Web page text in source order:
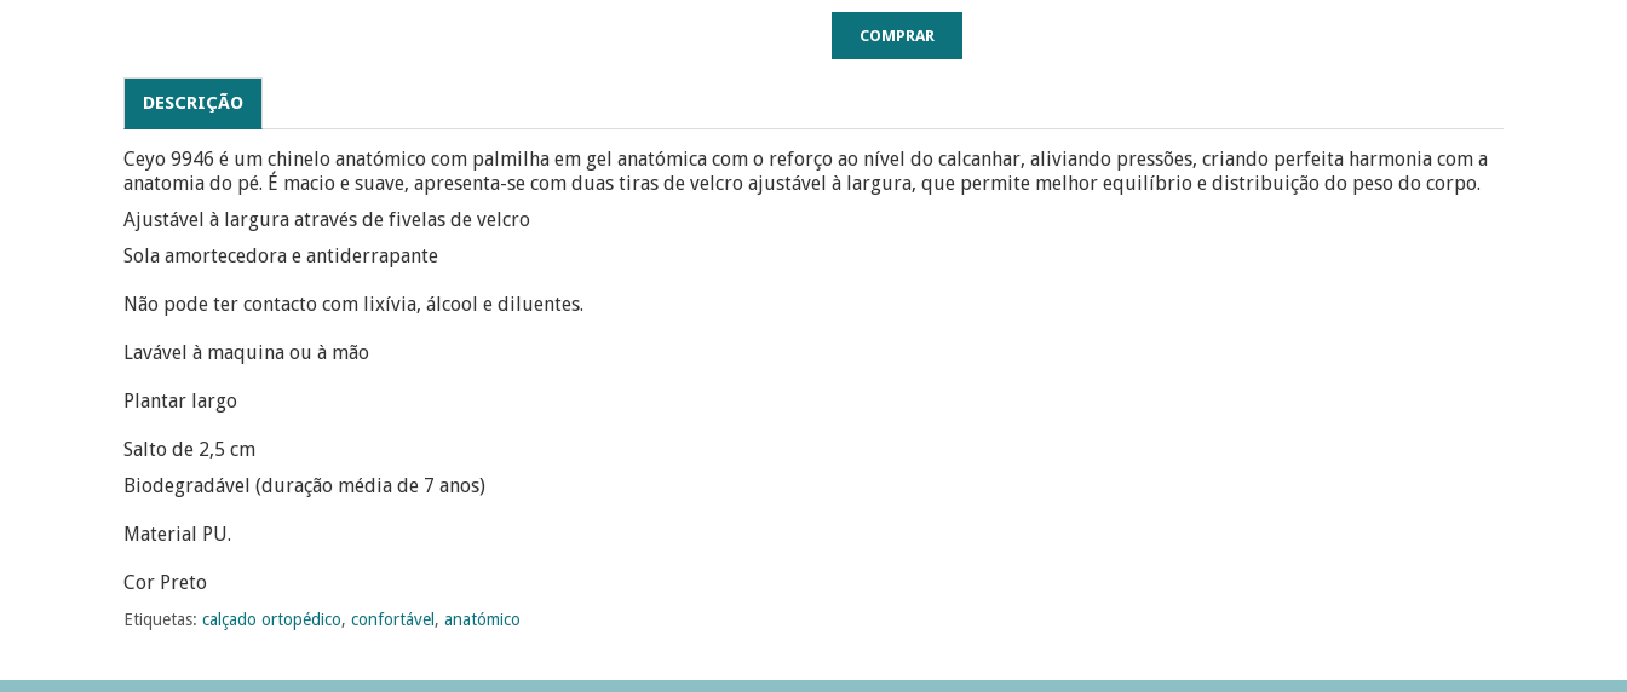
COMPRAR
DESCRIÇÃO
Ceyo 9946 é um chinelo anatómico com palmilha em gel anatómica com o reforço ao nível do calcanhar, aliviando pressões, criando perfeita harmonia com a
anatomia do pé. É macio e suave, apresenta-se com duas tiras de velcro ajustável à largura, que permite melhor equilíbrio e distribuição do peso do corpo.
Ajustável à largura através de fivelas de velcro
Sola amortecedora e antiderrapante
Não pode ter contacto com lixívia, álcool e diluentes.
Lavável à maquina ou à mão
Plantar largo
Salto de 2,5 cm
Biodegradável (duração média de 7 anos)
Material PU.
Cor Preto
Etiquetas: calçado ortopédico, confortável , anatómico